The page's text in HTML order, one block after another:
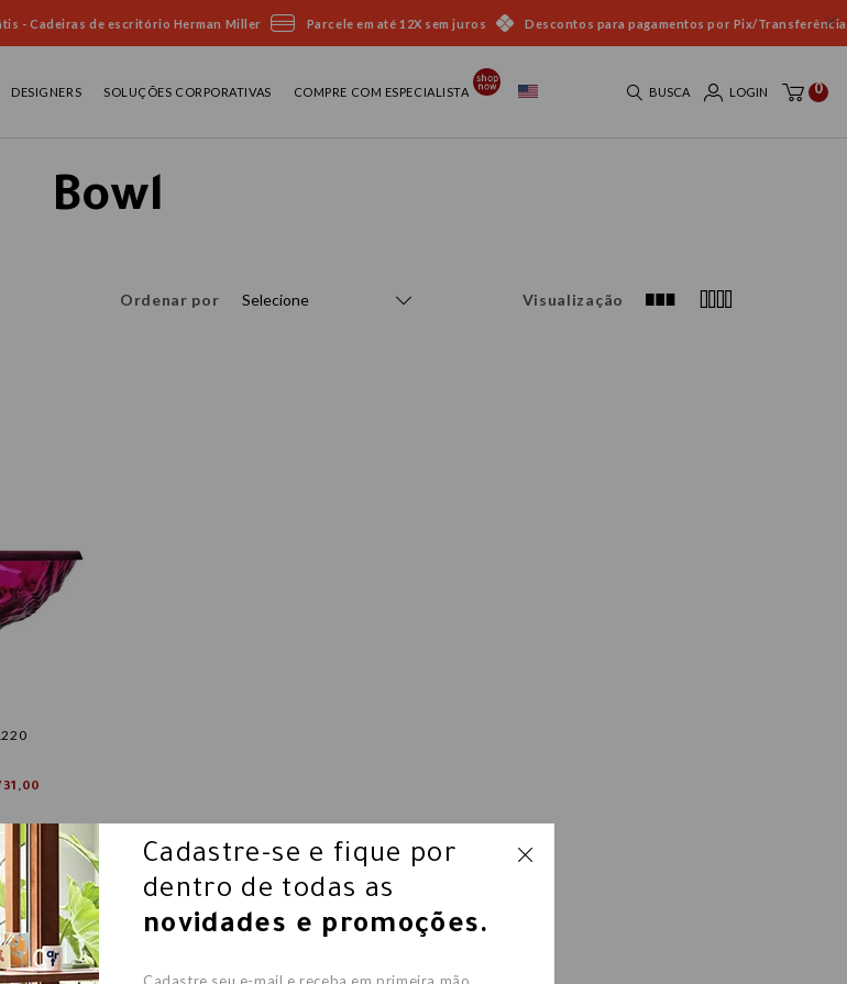
- Cadeiras de escritório Herman Miller Parcele em até 12X sem juros Descontos para pagamentos por Pix/Transferência
DESIGNERS SOLUÇÕES CORPORATIVAS COMPRE COM ESPECIALISTA BUSCA LOGIN 0
Bowl
Ordenar por Selecione Visualização
Cadastre-se e fique por
dentro de todas as
novidades e promoções.
Cadastre seu e-mail e receba em primeira mão